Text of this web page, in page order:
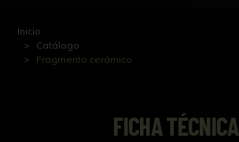
Inicio
Catálogo
Fragmento cerámico
FICHA TÉCNICA